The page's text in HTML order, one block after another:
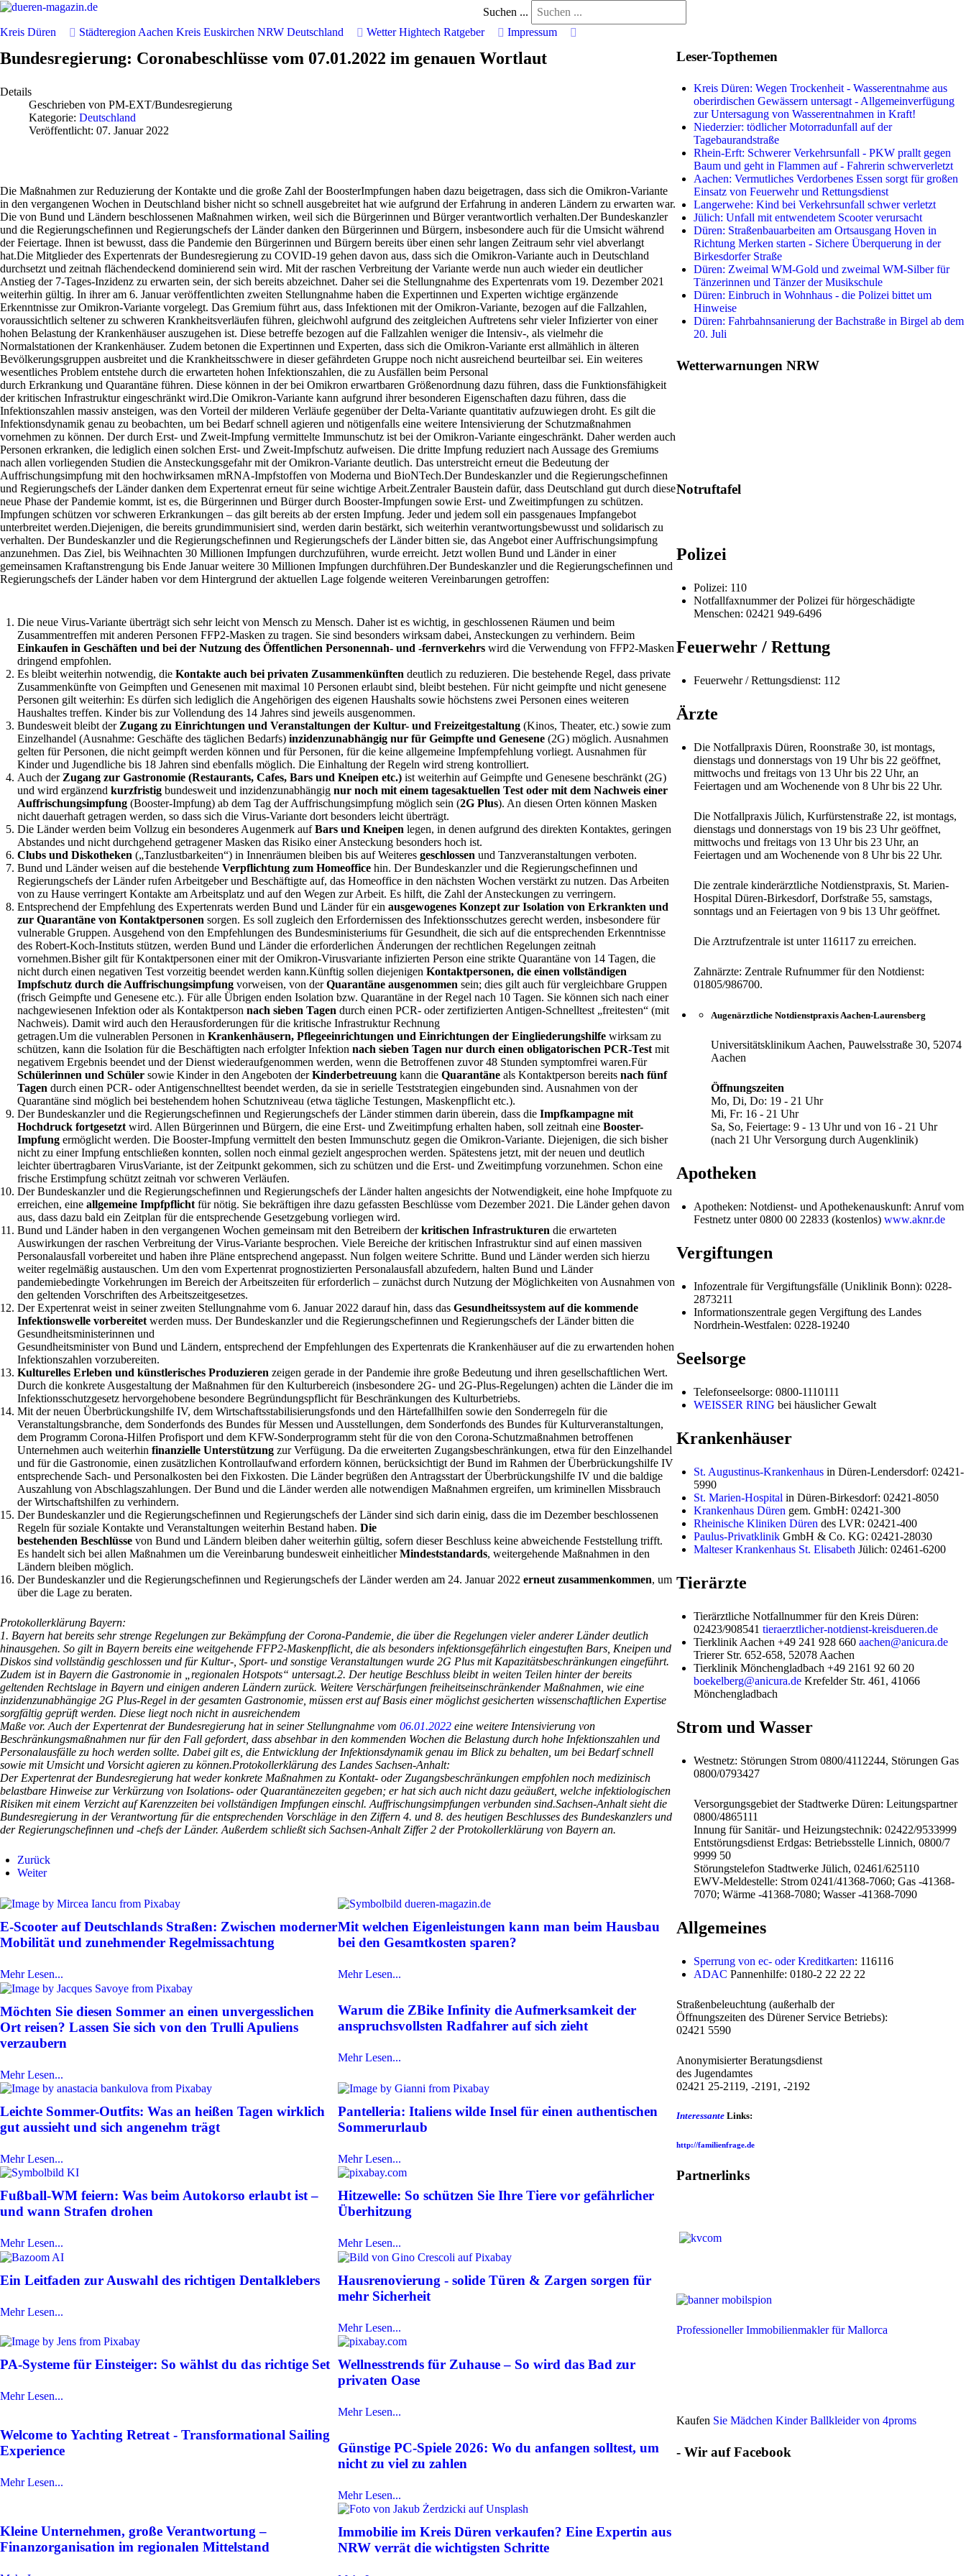
Suchen ...
Kreis Düren
Städteregion Aachen Kreis Euskirchen NRW Deutschland Wetter Hightech Ratgeber Impressum
Bundesregierung: Coronabeschlüsse vom 07.01.2022 im genauen Wortlaut
Details
Geschrieben von PM-EXT/Bundesregierung
Kategorie: Deutschland
Veröffentlicht: 07. Januar 2022
Die Maßnahmen zur Reduzierung der Kontakte und die große Zahl der BoosterImpfungen haben dazu beigetragen, dass sich die Omikron-Variante
in den vergangenen Wochen in Deutschland bisher nicht so schnell ausgebreitet hat wie aufgrund der Erfahrung in anderen Ländern zu erwarten war.
Die von Bund und Ländern beschlossenen Maßnahmen wirken, weil sich die Bürgerinnen und Bürger verantwortlich verhalten.Der Bundeskanzler
und die Regierungschefinnen und Regierungschefs der Länder danken den Bürgerinnen und Bürgern, insbesondere auch für die Umsicht während
der Feiertage. Ihnen ist bewusst, dass die Pandemie den Bürgerinnen und Bürgern bereits über einen sehr langen Zeitraum sehr viel abverlangt
hat.Die Mitglieder des Expertenrats der Bundesregierung zu COVID-19 gehen davon aus, dass sich die Omikron-Variante auch in Deutschland
durchsetzt und zeitnah flächendeckend dominierend sein wird. Mit der raschen Verbreitung der Variante werde nun auch wieder ein deutlicher
Anstieg der 7-Tages-Inzidenz zu erwarten sein, der sich bereits abzeichnet. Daher sei die Stellungnahme des Expertenrats vom 19. Dezember 2021
weiterhin gültig. In ihrer am 6. Januar veröffentlichten zweiten Stellungnahme haben die Expertinnen und Experten wichtige ergänzende
Erkenntnisse zur Omikron-Variante vorgelegt. Das Gremium führt aus, dass Infektionen mit der Omikron-Variante, bezogen auf die Fallzahlen,
voraussichtlich seltener zu schweren Krankheitsverläufen führen, gleichwohl aufgrund des zeitgleichen Auftretens sehr vieler Infizierter von einer
hohen Belastung der Krankenhäuser auszugehen ist. Diese betreffe bezogen auf die Fallzahlen weniger die Intensiv-, als vielmehr die
Normalstationen der Krankenhäuser. Zudem betonen die Expertinnen und Experten, dass sich die Omikron-Variante erst allmählich in älteren
Bevölkerungsgruppen ausbreitet und die Krankheitsschwere in dieser gefährdeten Gruppe noch nicht ausreichend beurteilbar sei. Ein weiteres
wesentliches Problem entstehe durch die erwarteten hohen Infektionszahlen, die zu Ausfällen beim Personal
durch Erkrankung und Quarantäne führen. Diese können in der bei Omikron erwartbaren Größenordnung dazu führen, dass die Funktionsfähigkeit
der kritischen Infrastruktur eingeschränkt wird.Die Omikron-Variante kann aufgrund ihrer besonderen Eigenschaften dazu führen, dass die
Infektionszahlen massiv ansteigen, was den Vorteil der milderen Verläufe gegenüber der Delta-Variante quantitativ aufzuwiegen droht. Es gilt die
Infektionsdynamik genau zu beobachten, um bei Bedarf schnell agieren und nötigenfalls eine weitere Intensivierung der Schutzmaßnahmen
vornehmen zu können. Der durch Erst- und Zweit-Impfung vermittelte Immunschutz ist bei der Omikron-Variante eingeschränkt. Daher werden auch
Personen erkranken, die lediglich einen solchen Erst- und Zweit-Impfschutz aufweisen. Die dritte Impfung reduziert nach Aussage des Gremiums
nach allen vorliegenden Studien die Ansteckungsgefahr mit der Omikron-Variante deutlich. Das unterstreicht erneut die Bedeutung der
Auffrischungsimpfung mit den hochwirksamen mRNA-Impfstoffen von Moderna und BioNTech.Der Bundeskanzler und die Regierungschefinnen
und Regierungschefs der Länder danken dem Expertenrat erneut für seine wichtige Arbeit.Zentraler Baustein dafür, dass Deutschland gut durch diese
neue Phase der Pandemie kommt, ist es, die Bürgerinnen und Bürger durch Booster-Impfungen sowie Erst- und Zweitimpfungen zu schützen.
Impfungen schützen vor schweren Erkrankungen – das gilt bereits ab der ersten Impfung. Jeder und jedem soll ein passgenaues Impfangebot
unterbreitet werden.Diejenigen, die bereits grundimmunisiert sind, werden darin bestärkt, sich weiterhin verantwortungsbewusst und solidarisch zu
verhalten. Der Bundeskanzler und die Regierungschefinnen und Regierungschefs der Länder bitten sie, das Angebot einer Auffrischungsimpfung
anzunehmen. Das Ziel, bis Weihnachten 30 Millionen Impfungen durchzuführen, wurde erreicht. Jetzt wollen Bund und Länder in einer
gemeinsamen Kraftanstrengung bis Ende Januar weitere 30 Millionen Impfungen durchführen.Der Bundeskanzler und die Regierungschefinnen und
Regierungschefs der Länder haben vor dem Hintergrund der aktuellen Lage folgende weiteren Vereinbarungen getroffen:
Die neue Virus-Variante überträgt sich sehr leicht von Mensch zu Mensch. Daher ist es wichtig, in geschlossenen Räumen und beim
Zusammentreffen mit anderen Personen FFP2-Masken zu tragen. Sie sind besonders wirksam dabei, Ansteckungen zu verhindern. Beim
Einkaufen in Geschäften und bei der Nutzung des Öffentlichen Personennah- und -fernverkehrs wird die Verwendung von FFP2-Masken
dringend empfohlen.
Es bleibt weiterhin notwendig, die Kontakte auch bei privaten Zusammenkünften deutlich zu reduzieren. Die bestehende Regel, dass private
Zusammenkünfte von Geimpften und Genesenen mit maximal 10 Personen erlaubt sind, bleibt bestehen. Für nicht geimpfte und nicht genesene
Personen gilt weiterhin: Es dürfen sich lediglich die Angehörigen des eigenen Haushalts sowie höchstens zwei Personen eines weiteren
Haushaltes treffen. Kinder bis zur Vollendung des 14 Jahres sind jeweils ausgenommen.
Bundesweit bleibt der Zugang zu Einrichtungen und Veranstaltungen der Kultur- und Freizeitgestaltung (Kinos, Theater, etc.) sowie zum
Einzelhandel (Ausnahme: Geschäfte des täglichen Bedarfs) inzidenzunabhängig nur für Geimpfte und Genesene (2G) möglich. Ausnahmen
gelten für Personen, die nicht geimpft werden können und für Personen, für die keine allgemeine Impfempfehlung vorliegt. Ausnahmen für
Kinder und Jugendliche bis 18 Jahren sind ebenfalls möglich. Die Einhaltung der Regeln wird streng kontrolliert.
Auch der Zugang zur Gastronomie (Restaurants, Cafes, Bars und Kneipen etc.) ist weiterhin auf Geimpfte und Genesene beschränkt (2G)
und wird ergänzend kurzfristig bundesweit und inzidenzunabhängig nur noch mit einem tagesaktuellen Test oder mit dem Nachweis einer
Auffrischungsimpfung (Booster-Impfung) ab dem Tag der Auffrischungsimpfung möglich sein (2G Plus). An diesen Orten können Masken
nicht dauerhaft getragen werden, so dass sich die Virus-Variante dort besonders leicht überträgt.
Die Länder werden beim Vollzug ein besonderes Augenmerk aufBars und Kneipen legen, in denen aufgrund des direkten Kontaktes, geringen
Abstandes und nicht durchgehend getragener Masken das Risiko einer Ansteckung besonders hoch ist.
Clubs und Diskotheken („Tanzlustbarkeiten“) in Innenräumen bleiben bis auf Weiteres geschlossen und Tanzveranstaltungen verboten.
Bund und Länder weisen auf die bestehende Verpflichtung zum Homeoffice hin. Der Bundeskanzler und die Regierungschefinnen und
Regierungschefs der Länder rufen Arbeitgeber und Beschäftigte auf, das Homeoffice in den nächsten Wochen verstärkt zu nutzen. Das Arbeiten
von zu Hause verringert Kontakte am Arbeitsplatz und auf den Wegen zur Arbeit. Es hilft, die Zahl der Ansteckungen zu verringern.
Entsprechend der Empfehlung des Expertenrats werden Bund und Länder für ein ausgewogenes Konzept zur Isolation von Erkrankten und
zur Quarantäne von Kontaktpersonen sorgen. Es soll zugleich den Erfordernissen des Infektionsschutzes gerecht werden, insbesondere für
vulnerable Gruppen. Ausgehend von den Empfehlungen des Bundesministeriums für Gesundheit, die sich auf die entsprechenden Erkenntnisse
des Robert-Koch-Instituts stützen, werden Bund und Länder die erforderlichen Änderungen der rechtlichen Regelungen zeitnah
vornehmen.Bisher gilt für Kontaktpersonen einer mit der Omikron-Virusvariante infizierten Person eine strikte Quarantäne von 14 Tagen, die
nicht durch einen negativen Test vorzeitig beendet werden kann.Künftig sollen diejenigen Kontaktpersonen, die einen vollständigen
Impfschutz durch die Auffrischungsimpfung vorweisen, von derQuarantäne ausgenommen sein; dies gilt auch für vergleichbare Gruppen
(frisch Geimpfte und Genesene etc.). Für alle Übrigen enden Isolation bzw. Quarantäne in der Regel nach 10 Tagen. Sie können sich nach einer
nachgewiesenen Infektion oder als Kontaktperson nach sieben Tagen durch einen PCR- oder zertifizierten Antigen-Schnelltest „freitesten“ (mit
Nachweis). Damit wird auch den Herausforderungen für die kritische Infrastruktur Rechnung
getragen.Um die vulnerablen Personen in Krankenhäusern, Pflegeeinrichtungen und Einrichtungen der Eingliederungshilfe wirksam zu
schützen, kann die Isolation für die Beschäftigten nach erfolgter Infektion nach sieben Tagen nur durch einen obligatorischen PCR-Test mit
negativem Ergebnis beendet und der Dienst wiederaufgenommen werden, wenn die Betroffenen zuvor 48 Stunden symptomfrei waren.Für
Schülerinnen und Schüler sowie Kinder in den Angeboten derKinderbetreuung kann die Quarantäne als Kontaktperson bereits nach fünf
Tagen durch einen PCR- oder Antigenschnelltest beendet werden, da sie in serielle Teststrategien eingebunden sind. Ausnahmen von der
Quarantäne sind möglich bei bestehendem hohen Schutzniveau (etwa tägliche Testungen, Maskenpflicht etc.).
Der Bundeskanzler und die Regierungschefinnen und Regierungschefs der Länder stimmen darin überein, dass die Impfkampagne mit
Hochdruck fortgesetzt wird. Allen Bürgerinnen und Bürgern, die eine Erst- und Zweitimpfung erhalten haben, soll zeitnah eine Booster-
Impfung ermöglicht werden. Die Booster-Impfung vermittelt den besten Immunschutz gegen die Omikron-Variante. Diejenigen, die sich bisher
nicht zu einer Impfung entschließen konnten, sollen noch einmal gezielt angesprochen werden. Spätestens jetzt, mit der neuen und deutlich
leichter übertragbaren VirusVariante, ist der Zeitpunkt gekommen, sich zu schützen und die Erst- und Zweitimpfung vorzunehmen. Schon eine
frische Erstimpfung schützt zeitnah vor schweren Verläufen.
Der Bundeskanzler und die Regierungschefinnen und Regierungschefs der Länder halten angesichts der Notwendigkeit, eine hohe Impfquote zu
erreichen, eine allgemeine Impfpflicht für nötig. Sie bekräftigen ihre dazu gefassten Beschlüsse vom Dezember 2021. Die Länder gehen davon
aus, dass dazu bald ein Zeitplan für die entsprechende Gesetzgebung vorliegen wird.
Bund und Länder haben in den vergangenen Wochen gemeinsam mit den Betreibern derkritischen Infrastrukturen die erwarteten
Auswirkungen der raschen Verbreitung der Virus-Variante besprochen. Viele Bereiche der kritischen Infrastruktur sind auf einen massiven
Personalausfall vorbereitet und haben ihre Pläne entsprechend angepasst. Nun folgen weitere Schritte. Bund und Länder werden sich hierzu
weiter regelmäßig austauschen. Um den vom Expertenrat prognostizierten Personalausfall abzufedern, halten Bund und Länder
pandemiebedingte Vorkehrungen im Bereich der Arbeitszeiten für erforderlich – zunächst durch Nutzung der Möglichkeiten von Ausnahmen von
den geltenden Vorschriften des Arbeitszeitgesetzes.
Der Expertenrat weist in seiner zweiten Stellungnahme vom 6. Januar 2022 darauf hin, dass das Gesundheitssystem auf die kommende
Infektionswelle vorbereitet werden muss. Der Bundeskanzler und die Regierungschefinnen und Regierungschefs der Länder bitten die
Gesundheitsministerinnen und
Gesundheitsminister von Bund und Ländern, entsprechend der Empfehlungen des Expertenrats die Krankenhäuser auf die zu erwartenden hohen
Infektionszahlen vorzubereiten.
Kulturelles Erleben und künstlerisches Produzieren zeigen gerade in der Pandemie ihre große Bedeutung und ihren gesellschaftlichen Wert.
Durch die konkrete Ausgestaltung der Maßnahmen für den Kulturbereich (insbesondere 2G- und 2G-Plus-Regelungen) achten die Länder die im
Infektionsschutzgesetz hervorgehobene besondere Begründungspflicht für Beschränkungen des Kulturbetriebs.
Mit der neuen Überbrückungshilfe IV, dem Wirtschaftsstabilisierungsfonds und den Härtefallhilfen sowie den Sonderregeln für die
Veranstaltungsbranche, dem Sonderfonds des Bundes für Messen und Ausstellungen, dem Sonderfonds des Bundes für Kulturveranstaltungen,
dem Programm Corona-Hilfen Profisport und dem KFW-Sonderprogramm steht für die von den Corona-Schutzmaßnahmen betroffenen
Unternehmen auch weiterhin finanzielle Unterstützung zur Verfügung. Da die erweiterten Zugangsbeschränkungen, etwa für den Einzelhandel
und für die Gastronomie, einen zusätzlichen Kontrollaufwand erfordern können, berücksichtigt der Bund im Rahmen der Überbrückungshilfe IV
entsprechende Sach- und Personalkosten bei den Fixkosten. Die Länder begrüßen den Antragsstart der Überbrückungshilfe IV und die baldige
Auszahlung von Abschlagszahlungen. Der Bund und die Länder werden alle notwendigen Maßnahmen ergreifen, um kriminellen Missbrauch
der Wirtschaftshilfen zu verhindern.
Der Bundeskanzler und die Regierungschefinnen und Regierungschefs der Länder sind sich darin einig, dass die im Dezember beschlossenen
Regeln für soziale Kontakte und Veranstaltungen weiterhin Bestand haben. Die
bestehenden Beschlüsse von Bund und Ländern bleiben daher weiterhin gültig, sofern dieser Beschluss keine abweichende Feststellung trifft.
Es handelt sich bei allen Maßnahmen um die Vereinbarung bundesweit einheitlicherMindeststandards, weitergehende Maßnahmen in den
Ländern bleiben möglich.
Der Bundeskanzler und die Regierungschefinnen und Regierungschefs der Länder werden am 24. Januar 2022 erneut zusammenkommen, um
über die Lage zu beraten.
Protokollerklärung Bayern:
1. Bayern hat bereits sehr strenge Regelungen zur Bekämpfung der Corona-Pandemie, die über die Regelungen vieler anderer Länder deutlich
hinausgehen. So gilt in Bayern bereits eine weitgehende FFP2-Maskenpflicht, die als besonders infektionsgefährlich eingestuften Bars, Kneipen und
Diskos sind vollständig geschlossen und für Kultur-, Sport- und sonstige Veranstaltungen wurde 2G Plus mit Kapazitätsbeschränkungen eingeführt.
Zudem ist in Bayern die Gastronomie in „regionalen Hotspots“ untersagt.2. Der heutige Beschluss bleibt in weiten Teilen hinter der bereits
geltenden Rechtslage in Bayern und einigen anderen Ländern zurück. Weitere Verschärfungen freiheitseinschränkender Maßnahmen, wie eine
inzidenzunabhängige 2G Plus-Regel in der gesamten Gastronomie, müssen erst auf Basis einer möglichst gesicherten wissenschaftlichen Expertise
sorgfältig geprüft werden. Diese liegt noch nicht in ausreichendem
Maße vor. Auch der Expertenrat der Bundesregierung hat in seiner Stellungnahme vom 06.01.2022 eine weitere Intensivierung von
Beschränkungsmaßnahmen nur für den Fall gefordert, dass absehbar in den kommenden Wochen die Belastung durch hohe Infektionszahlen und
Personalausfälle zu hoch werden sollte. Dabei gilt es, die Entwicklung der Infektionsdynamik genau im Blick zu behalten, um bei Bedarf schnell
sowie mit Umsicht und Vorsicht agieren zu können.Protokollerklärung des Landes Sachsen-Anhalt:
Der Expertenrat der Bundesregierung hat weder konkrete Maßnahmen zu Kontakt- oder Zugangsbeschränkungen empfohlen noch medizinisch
belastbare Hinweise zur Verkürzung von Isolations- oder Quarantänezeiten gegeben; er hat sich auch nicht dazu geäußert, welche infektiologischen
Risiken mit einem Verzicht auf Karenzzeiten bei vollständigen Impfungen einschl. Auffrischungsimpfungen verbunden sind.Sachsen-Anhalt sieht die
Bundesregierung in der Verantwortung für die entsprechenden Vorschläge in den Ziffern 4. und 8. des heutigen Beschlusses des Bundeskanzlers und
der Regierungschefinnen und -chefs der Länder. Außerdem schließt sich Sachsen-Anhalt Ziffer 2 der Protokollerklärung von Bayern an.
Zurück
Weiter
E-Scooter auf Deutschlands Straßen: Zwischen moderner
Mobilität und zunehmender Regelmissachtung
Mehr Lesen...
Mit welchen Eigenleistungen kann man beim Hausbau
bei den Gesamtkosten sparen?
Mehr Lesen...
Möchten Sie diesen Sommer an einen unvergesslichen
Ort reisen? Lassen Sie sich von den Trulli Apuliens
verzaubern
Mehr Lesen...
Warum die ZBike Infinity die Aufmerksamkeit der
anspruchsvollsten Radfahrer auf sich zieht
Mehr Lesen...
Leichte Sommer-Outfits: Was an heißen Tagen wirklich
gut aussieht und sich angenehm trägt
Mehr Lesen...
Pantelleria: Italiens wilde Insel für einen authentischen
Sommerurlaub
Mehr Lesen...
Fußball-WM feiern: Was beim Autokorso erlaubt ist –
und wann Strafen drohen
Mehr Lesen...
Hitzewelle: So schützen Sie Ihre Tiere vor gefährlicher
Überhitzung
Mehr Lesen...
Ein Leitfaden zur Auswahl des richtigen Dentalklebers
Mehr Lesen...
Hausrenovierung - solide Türen & Zargen sorgen für
mehr Sicherheit
Mehr Lesen...
PA-Systeme für Einsteiger: So wählst du das richtige Set
Mehr Lesen...
Wellnesstrends für Zuhause – So wird das Bad zur
privaten Oase
Mehr Lesen...
Welcome to Yachting Retreat - Transformational Sailing
Experience
Mehr Lesen...
Günstige PC-Spiele 2026: Wo du anfangen solltest, um
nicht zu viel zu zahlen
Mehr Lesen...
Kleine Unternehmen, große Verantwortung –
Finanzorganisation im regionalen Mittelstand
Immobilie im Kreis Düren verkaufen? Eine Expertin aus
NRW verrät die wichtigsten Schritte
Leser-Topthemen
Kreis Düren: Wegen Trockenheit - Wasserentnahme aus
oberirdischen Gewässern untersagt - Allgemeinverfügung
zur Untersagung von Wasserentnahmen in Kraft!
Niederzier: tödlicher Motorradunfall auf der
Tagebaurandstraße
Rhein-Erft: Schwerer Verkehrsunfall - PKW prallt gegen
Baum und geht in Flammen auf - Fahrerin schwerverletzt
Aachen: Vermutliches Verdorbenes Essen sorgt für großen
Einsatz von Feuerwehr und Rettungsdienst
Langerwehe: Kind bei Verkehrsunfall schwer verletzt
Jülich: Unfall mit entwendetem Scooter verursacht
Düren: Straßenbauarbeiten am Ortsausgang Hoven in
Richtung Merken starten - Sichere Überquerung in der
Birkesdorfer Straße
Düren: Zweimal WM-Gold und zweimal WM-Silber für
Tänzerinnen und Tänzer der Musikschule
Düren: Einbruch in Wohnhaus - die Polizei bittet um
Hinweise
Düren: Fahrbahnsanierung der Bachstraße in Birgel ab dem
20. Juli
Wetterwarnungen NRW
Notruftafel
Polizei
Polizei: 110
Notfallfaxnummer der Polizei für hörgeschädigte
Menschen: 02421 949-6496
Feuerwehr / Rettung
Feuerwehr / Rettungsdienst: 112
Ärzte
Die Notfallpraxis Düren, Roonstraße 30, ist montags,
dienstags und donnerstags von 19 Uhr bis 22 geöffnet,
mittwochs und freitags von 13 Uhr bis 22 Uhr, an
Feiertagen und am Wochenende von 8 Uhr bis 22 Uhr.
Die Notfallpraxis Jülich, Kurfürstenstraße 22, ist montags,
dienstags und donnerstags von 19 bis 23 Uhr geöffnet,
mittwochs und freitags von 13 Uhr bis 23 Uhr, an
Feiertagen und am Wochenende von 8 Uhr bis 22 Uhr.
Die zentrale kinderärztliche Notdienstpraxis, St. Marien-
Hospital Düren-Birkesdorf, Dorfstraße 55, samstags,
sonntags und an Feiertagen von 9 bis 13 Uhr geöffnet.
Die Arztrufzentrale ist unter 116117 zu erreichen.
Zahnärzte: Zentrale Rufnummer für den Notdienst:
01805/986700.
Augenärztliche Notdienstpraxis Aachen-Laurensberg
Universitätsklinikum Aachen, Pauwelsstraße 30, 52074
Aachen
Öffnungszeiten
Mo, Di, Do: 19 - 21 Uhr
Mi, Fr: 16 - 21 Uhr
Sa, So, Feiertage: 9 - 13 Uhr und von 16 - 21 Uhr
(nach 21 Uhr Versorgung durch Augenklinik)
Apotheken
Apotheken: Notdienst- und Apothekenauskunft: Anruf vom
Festnetz unter 0800 00 22833 (kostenlos) www.aknr.de
Vergiftungen
Infozentrale für Vergiftungsfälle (Uniklinik Bonn): 0228-
2873211
Informationszentrale gegen Vergiftung des Landes
Nordrhein-Westfalen: 0228-19240
Seelsorge
Telefonseelsorge: 0800-1110111
WEISSER RING bei häuslicher Gewalt
Krankenhäuser
St. Augustinus-Krankenhausin Düren-Lendersdorf: 02421-
5990
St. Marien-Hospital in Düren-Birkesdorf: 02421-8050
Krankenhaus Düren gem. GmbH: 02421-300
Rheinische Kliniken Düren des LVR: 02421-400
Paulus-PrivatklinikGmbH & Co. KG: 02421-28030
Malteser Krankenhaus St. Elisabeth Jülich: 02461-6200
Tierärzte
Tierärztliche Notfallnummer für den Kreis Düren:
02423/908541 tieraerztlicher-notdienst-kreisdueren.de
Tierklinik Aachen +49 241 928 660 aachen@anicura.de
Trierer Str. 652-658, 52078 Aachen
Tierklinik Mönchengladbach +49 2161 92 60 20
boekelberg@anicura.deKrefelder Str. 461, 41066
Mönchengladbach
Strom und Wasser
Westnetz: Störungen Strom 0800/4112244, Störungen Gas
0800/0793427
Versorgungsgebiet der Stadtwerke Düren: Leitungspartner
0800/4865111
Innung für Sanitär- und Heizungstechnik: 02422/9533999
Entstörungsdienst Erdgas: Betriebsstelle Linnich, 0800/7
9999 50
Störungstelefon Stadtwerke Jülich, 02461/625110
EWV-Meldestelle: Strom 0241/41368-7060; Gas -41368-
7070; Wärme -41368-7080; Wasser -41368-7090
Allgemeines
Sperrung von ec- oder Kreditkarten: 116116
ADAC Pannenhilfe: 0180-2 22 22 22
Straßenbeleuchtung (außerhalb der
Öffnungszeiten des Dürener Service Betriebs):
02421 5590
Anonymisierter Beratungsdienst
des Jugendamtes
02421 25-2119, -2191, -2192
InteressanteLinks:
http://familienfrage.de
Partnerlinks
Professioneller Immobilienmakler für Mallorca
Kaufen Sie Mädchen Kinder Ballkleider von 4proms
- Wir auf Facebook